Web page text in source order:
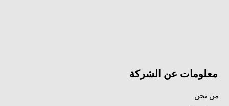
معلومات عن الشركة
من نحن